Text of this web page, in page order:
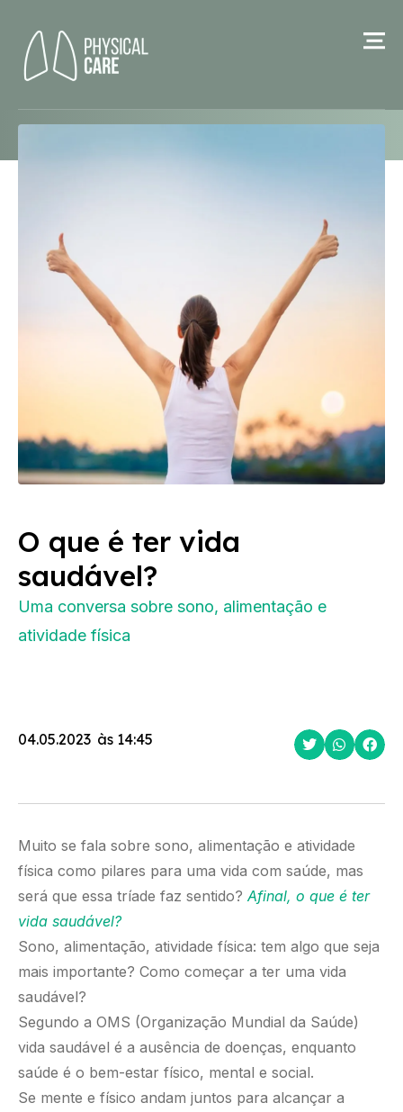
O que é ter vida
saudável?
Uma conversa sobre sono, alimentação e
atividade física
04.05.2023 às 14:45
Muito se fala sobre sono, alimentação e atividade
física como pilares para uma vida com saúde, mas
será que essa tríade faz sentido? Afinal, o que é ter
vida saudável?
Sono, alimentação, atividade física: tem algo que seja
mais importante? Como começar a ter uma vida
saudável?
Segundo a OMS (Organização Mundial da Saúde)
vida saudável é a ausência de doenças, enquanto
saúde é o bem-estar físico, mental e social.
Se mente e físico andam juntos para alcançar a